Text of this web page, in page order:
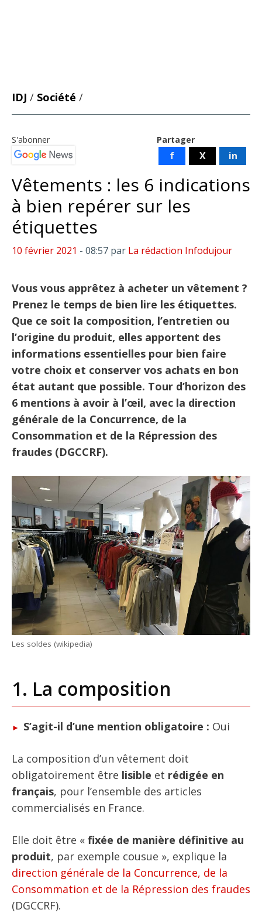
IDJ / Société /
Partager
f X in
S'abonner
Vêtements : les 6 indications
à bien repérer sur les
étiquettes
10 février 2021 - 08:57 par La rédaction Infodujour
Vous vous apprêtez à acheter un vêtement ?
Prenez le temps de bien lire les étiquettes.
Que ce soit la composition, l’entretien ou
l’origine du produit, elles apportent des
informations essentielles pour bien faire
votre choix et conserver vos achats en bon
état autant que possible. Tour d’horizon des
6 mentions à avoir à l’œil, avec la direction
générale de la Concurrence, de la
Consommation et de la Répression des
fraudes (DGCCRF).
Les soldes (wikipedia)
1. La composition
S’agit-il d’une mention obligatoire : Oui
La composition d’un vêtement doit
obligatoirement être lisible et rédigée en
français, pour l’ensemble des articles
commercialisés en France.
Elle doit être « fixée de manière définitive au
produit, par exemple cousue », explique la
direction générale de la Concurrence, de la
Consommation et de la Répression des fraudes
(DGCCRF).